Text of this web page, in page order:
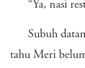
“Ya, nasi
Subuh
tahu Meri